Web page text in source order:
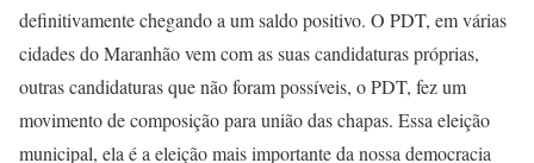
definitivamente chegando a um saldo positivo. O PDT, em várias
cidades do Maranhão vem com as suas candidaturas próprias,
outras candidaturas que não foram possíveis, o PDT, fez um
movimento de composição para união das chapas. Essa eleição
municipal, ela é a eleição mais importante da nossa democracia